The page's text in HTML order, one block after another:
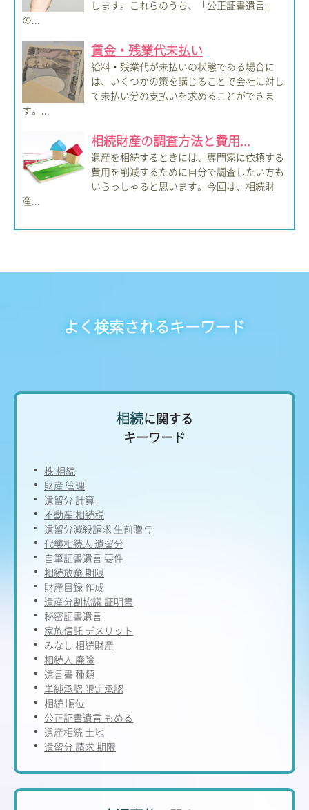
します。これらのうち、「公正証書遺言」
の...
賃金・残業代未払い
給料・残業代が未払いの状態である場合に
は、いくつかの策を講じることで会社に対し
て未払い分の支払いを求めることができま
す。...
相続財産の調査方法と費用...
遺産を相続するときには、専門家に依頼する
費用を削減するために自分で調査したい方も
いらっしゃると思います。今回は、相続財
産...
よく検索されるキーワード
相続に関する
キーワード
株 相続
財産 管理
遺留分 計算
不動産 相続税
遺留分減殺請求 生前贈与
代襲相続人 遺留分
自筆証書遺言 要件
相続放棄 期限
財産目録 作成
遺産分割協議 証明書
秘密証書遺言
家族信託 デメリット
みなし 相続財産
相続人 廃除
遺言書 種類
単純承認 限定承認
相続 順位
公正証書遺言 もめる
遺産相続 土地
遺留分 請求 期限